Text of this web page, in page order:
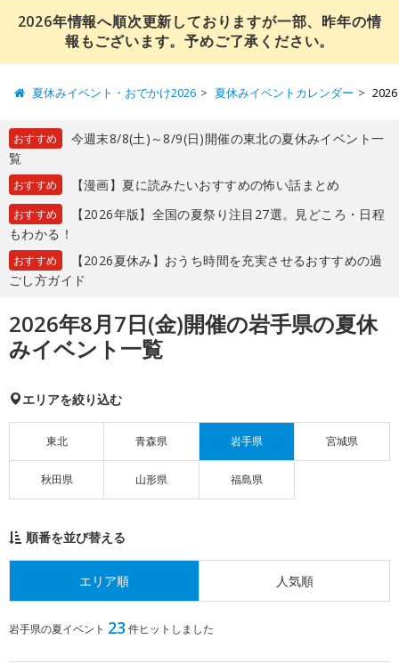
2026年情報へ順次更新しておりますが一部、昨年の情
報もございます。予めご了承ください。
夏休みイベント・おでかけ2026 夏休みイベントカレンダー
おすすめ
今週末8/8(土)～8/9(日)開催の東北の夏休みイベント一
覧
おすすめ 【漫画】夏に読みたいおすすめの怖い話まとめ
おすすめ
【2026年版】全国の夏祭り注目27選。見どころ・日程
もわかる！
おすすめ
【2026夏休み】おうち時間を充実させるおすすめの過
ごし方ガイド
2026年8月7日(金)開催の岩手県の夏休
みイベント一覧
エリアを絞り込む
東北 青森県 岩手県 宮城県
秋田県 山形県 福島県
順番を並び替える
エリア順 人気順
岩手県の夏イベント 23 件ヒットしました